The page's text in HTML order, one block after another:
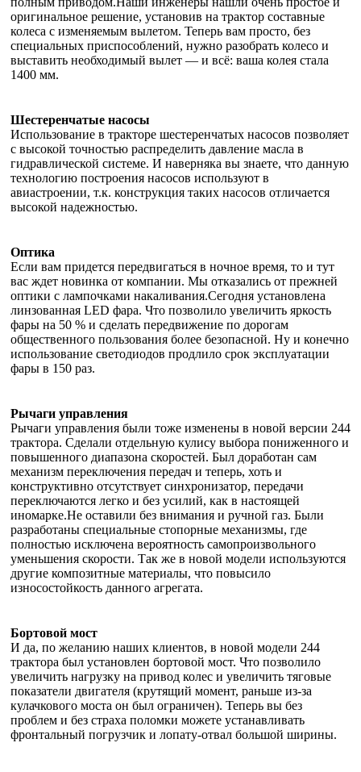
оригинальное решение, установив на трактор составные
колеса с изменяемым вылетом. Теперь вам просто, без
специальных приспособлений, нужно разобрать колесо и
выставить необходимый вылет — и всё: ваша колея стала
1400 мм.
Шестеренчатые насосы
Использование в тракторе шестеренчатых насосов позволяет
с высокой точностью распределить давление масла в
гидравлической системе. И наверняка вы знаете, что данную
технологию построения насосов используют в
авиастроении, т.к. конструкция таких насосов отличается
высокой надежностью.
Оптика
Если вам придется передвигаться в ночное время, то и тут
вас ждет новинка от компании. Мы отказались от прежней
оптики с лампочками накаливания.Сегодня установлена
линзованная LED фара. Что позволило увеличить яркость
фары на 50 % и сделать передвижение по дорогам
общественного пользования более безопасной. Ну и конечно
использование светодиодов продлило срок эксплуатации
фары в 150 раз.
Рычаги управления
Рычаги управления были тоже изменены в новой версии 244
трактора. Сделали отдельную кулису выбора пониженного и
повышенного диапазона скоростей. Был доработан сам
механизм переключения передач и теперь, хоть и
конструктивно отсутствует синхронизатор, передачи
переключаются легко и без усилий, как в настоящей
иномарке.Не оставили без внимания и ручной газ. Были
разработаны специальные стопорные механизмы, где
полностью исключена вероятность самопроизвольного
уменьшения скорости. Так же в новой модели используются
другие композитные материалы, что повысило
износостойкость данного агрегата.
Бортовой мост
И да, по желанию наших клиентов, в новой модели 244
трактора был установлен бортовой мост. Что позволило
увеличить нагрузку на привод колес и увеличить тяговые
показатели двигателя (крутящий момент, раньше из-за
кулачкового моста он был ограничен). Теперь вы без
проблем и без страха поломки можете устанавливать
фронтальный погрузчик и лопату-отвал большой ширины.